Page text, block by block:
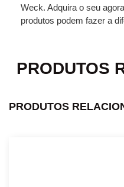
Weck. Adquira o seu
produtos podem fazer a
PRODUTOS
PRODUTOS